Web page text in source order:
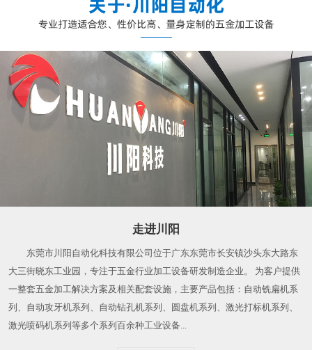
走进川阳
东莞市川阳自动化科技有限公司位于广东东莞市长安镇沙头东大路东
大三街晓东工业园，专注于五金行业加工设备研发制造企业。 为客户提供
一整套五金加工解决方案及相关配套设施，主要产品包括：自动铣扁机系
列、自动攻牙机系列、自动钻孔机系列、圆盘机系列、激光打标机系列、
激光喷码机系列等多个系列百余种工业设备...